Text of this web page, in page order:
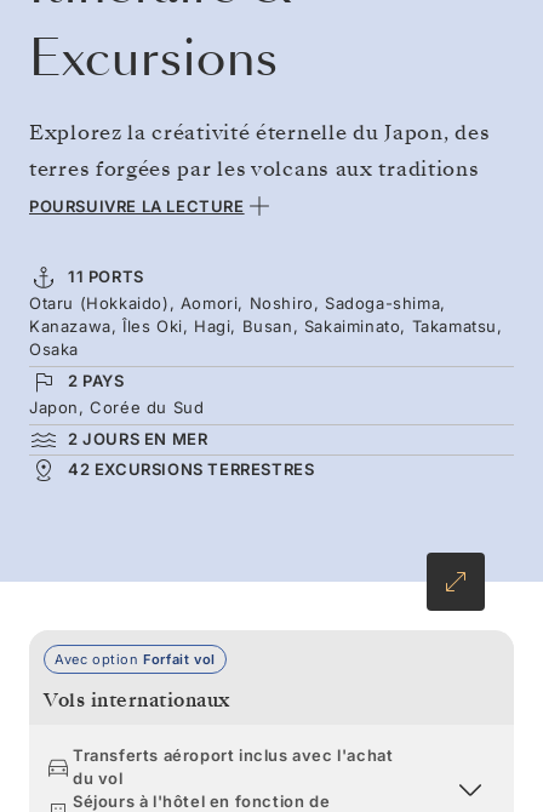
Excursions
Explorez la créativité éternelle du Japon, des
terres forgées par les volcans aux traditions
façonnées par les siècles. Commencez votre
Hachimantai, entre sources bouillonnantes,
sommets montagneux et la caldeira du lac
Towada. Mettez le cap sur l’île de Sado, jadis
une terre d’exil, aujourd’hui un havre de paix.
Partez pour l’île d’Oki admirer ses formations
rocheuses rougeoyantes et sa végétation
jardins harmonieux, de Sakaiminato à Osaka.
POURSUIVRE LA LECTURE
11 PORTS
Otaru (Hokkaido), Aomori, Noshiro, Sadoga-shima,
Kanazawa, Îles Oki, Hagi, Busan, Sakaiminato, Takamatsu,
Osaka
2 PAYS
Japon, Corée du Sud
2 JOURS EN MER
42 EXCURSIONS TERRESTRES
Avec option Forfait vol
Vols internationaux
Transferts aéroport inclus avec l'achat
du vol
Séjours à l'hôtel en fonction de